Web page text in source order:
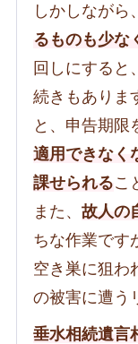
しかしながら、
るものも少な
回しにすると
続きもありま
と、申告期限
適用できなく
課せられるこ
また、 故人の
ちな作業です
空き巣に狙わ
の被害に遭う
垂水相続遺言